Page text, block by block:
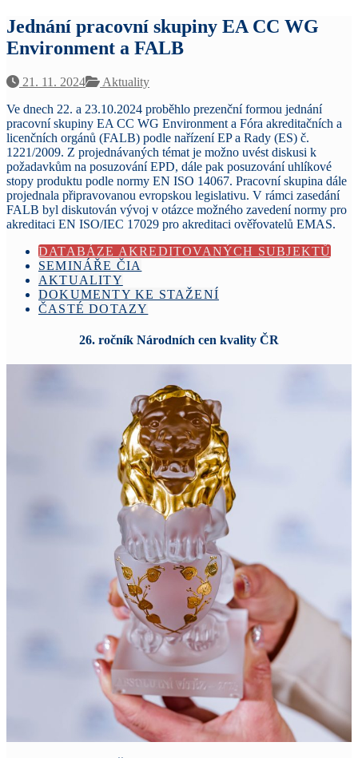
Jednání pracovní skupiny EA CC WG
Environment a FALB
21. 11. 2024
Aktuality
Ve dnech 22. a 23.10.2024 proběhlo prezenční formou jednání
pracovní skupiny EA CC WG Environment a Fóra akreditačních a
licenčních orgánů (FALB) podle nařízení EP a Rady (ES) č.
1221/2009. Z projednávaných témat je možno uvést diskusi k
požadavkům na posuzování EPD, dále pak posuzování uhlíkové
stopy produktu podle normy EN ISO 14067. Pracovní skupina dále
projednala připravovanou evropskou legislativu. V rámci zasedání
FALB byl diskutován vývoj v otázce možného zavedení normy pro
akreditaci EN ISO/IEC 17029 pro akreditaci ověřovatelů EMAS.
DATABÁZE AKREDITOVANÝCH SUBJEKTŮ
SEMINÁŘE ČIA
AKTUALITY
DOKUMENTY KE STAŽENÍ
ČASTÉ DOTAZY
26. ročník Národních cen kvality ČR